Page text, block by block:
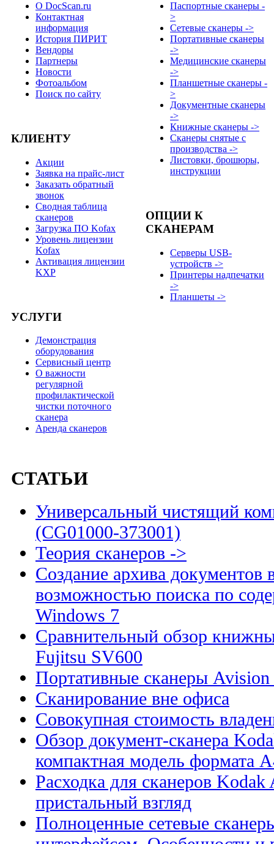
О DocScan.ru
Контактная
информация
История ПИРИТ
Вендоры
Партнеры
Новости
Фотоальбом
Поиск по сайту
КЛИЕНТУ
Акции
Заявка на прайс-лист
Заказать обратный
звонок
Сводная таблица
сканеров
Загрузка ПО Kofax
Уровень лицензии
Kofax
Активация лицензии
KXP
УСЛУГИ
Демонстрация
оборудования
Сервисный центр
О важности
регулярной
профилактической
чистки поточного
сканера
Аренда сканеров
Паспортные сканеры -
>
Сетевые сканеры ->
Портативные сканеры
->
Медицинские сканеры
->
Планшетные сканеры -
>
Документные сканеры
->
Книжные сканеры ->
Сканеры снятые с
производства ->
Листовки, брошюры,
инструкции
ОПЦИИ К
СКАНЕРАМ
Серверы USB-
устройств ->
Принтеры надпечатки
->
Планшеты ->
СТАТЬИ
Универсальный чистящий
(CG01000-373001)
Теория сканеров ->
Создание архива документов
возможностью поиска по
Windows 7
Сравнительный обзор
Fujitsu SV600
Портативные сканеры Avision
Сканирование вне офиса
Совокупная стоимость
Обзор документ-сканера
компактная модель формата
Расходка для сканеров
пристальный взгляд
Полноценные сетевые